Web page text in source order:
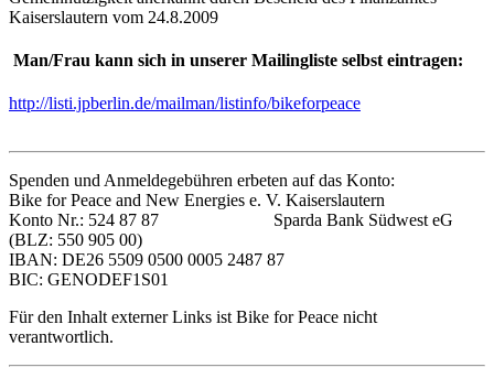
Kaiserslautern vom 24.8.2009
Man/Frau kann sich in unserer Mailingliste selbst eintragen:
http://listi.jpberlin.de/mailman/listinfo/bikeforpeace
Spenden und Anmeldegebühren erbeten auf das Konto:
Bike for Peace and New Energies e. V. Kaiserslautern
Konto Nr.: 524 87 87 Sparda Bank Südwest eG
(BLZ: 550 905 00)
IBAN: DE26 5509 0500 0005 2487 87
BIC: GENODEF1S01
Für den Inhalt externer Links ist Bike for Peace nicht
verantwortlich.